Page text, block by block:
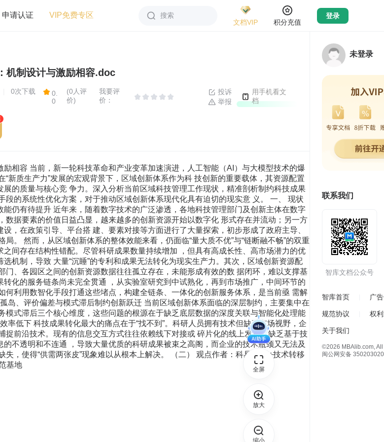
申请认证 VIP免费专区
搜索
文档VIP
积分充值
登录
机制设计与激励相容.doc
0次下载
0.
0
(0人评
价)
我要评
价：
投诉
举报
用手机看文
档
相容 当前，新一轮科技革命和产业变革加速演进，人工智能（AI）与大模型技术的爆
“新质生产力”发展的宏观背景下，区域创新体系作为科 技创新的重要载体，其资源配置
的质量与核心竞 争力。深入分析当前区域科技管理工作现状，精准剖析制约科技成果
段的系统性优化方案，对于推动区域创新体系现代化具有迫切的现实意 义。 一、 现状
仍有待提升 近年来，随着数字技术的广泛渗透，各地科技管理部门及创新主体在数字
数据要素的价值日益凸显，越来越多的创新资源开始以数字化 形式存在并流动；另一方
，在政策引导、平台搭 建、要素对接等方面进行了大量探索，初步形成了政府主导、
。 然而，从区域创新体系的整体效能来看，仍面临“量大质不优”与“链断融不畅”的双重
间存在结构性错配。尽管科研成果数量持续增加 ，但具有高成长性、高市场潜力的优
机制，导致 大量“沉睡”的专利和成果无法转化为现实生产力。其次，区域创新资源配
门、各园区之间的创新资源数据往往孤立存在，未能形成有效的数 据闭环，难以支撑基
化的服务链条尚未完全贯通 ，从实验室研究到中试熟化，再到市场推广，中间环节的
何利用数智化手段打通这些堵点，构建全链条、一体化的创新服务体系，是当前亟 需解
岛、评价偏差与模式滞后制约创新跃迁 当前区域创新体系面临的深层制约，主要集中在
模式滞后三个核心维度，这些问题的根源在于缺乏底层数据的深度关联与智能化处理能
率低下 科技成果转化最大的痛点在于“找不到”。科研人员拥有技术但缺乏市场视野，企
捉前沿技术。现有的信息交互方式往往依赖线下对接或 碎片化的线上发布，缺乏基于技
不透明和不连通 ，导致大量优质的科研成果被束之高阁，而企业的技术瓶颈又无法及
失，使得“供需两张皮”现象难以从根本上解决。 （二） 观点作者：科易网 AI+技术转移
基地
未登录
联系我们
智库文档公众号
智库首页 广
规范协议 权
关于我们
©2026 MBAlib.com,
闽公网安备
全屏
放大
缩小